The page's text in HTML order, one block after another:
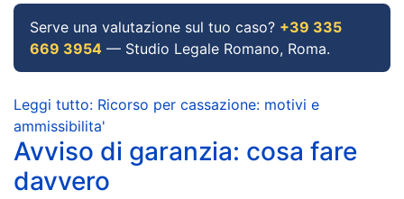
Serve una valutazione sul tuo caso? +39 335
669 3954 — Studio Legale Romano, Roma.
Leggi tutto: Ricorso per cassazione: motivi e
ammissibilita'
Avviso di garanzia: cosa fare
davvero